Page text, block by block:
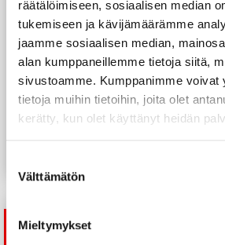
räätälöimiseen, sosiaalisen median
tukemiseen ja kävijämäärämme
jaamme sosiaalisen median,
alan kumppaneillemme tietoja siitä,
sivustoamme. Kumppanimme voivat
tietoja muihin tietoihin, joita olet
kerätty, kun olet käyttänyt heidän
valinta
Välttämätön
Mieltymykset
Käsijohde tervaleppä
28x42x790 mm
oli:
on:
Tuote on